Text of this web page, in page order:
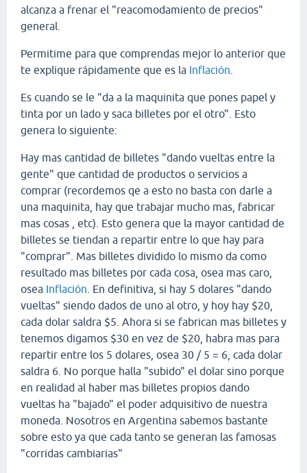
alcanza a frenar el "reacomodamiento de precios"
general.
Permitime para que comprendas mejor lo anterior que
te explique rápidamente que es la Inflación
Es cuando se le "da a la maquinita que pones papel y
tinta por un lado y saca billetes por el otro". Esto
genera lo siguiente:
Hay mas cantidad de billetes "dando vueltas entre la
gente" que cantidad de productos o servicios a
comprar (recordemos qe a esto no basta con darle a
una maquinita, hay que trabajar mucho mas, fabricar
mas cosas , etc). Esto genera que la mayor cantidad de
billetes se tiendan a repartir entre lo que hay para
"comprar". Mas billetes dividido lo mismo da como
resultado mas billetes por cada cosa, osea mas caro,
osea Inflación . En definitiva, si hay 5 dolares "dando
vueltas" siendo dados de uno al otro, y hoy hay $20,
cada dolar saldra $5. Ahora si se fabrican mas billetes y
tenemos digamos $30 en vez de $20, habra mas para
repartir entre los 5 dolares, osea 30 / 5 = 6, cada dolar
saldra 6. No porque halla "subido" el dolar sino porque
en realidad al haber mas billetes propios dando
vueltas ha "bajado" el poder adquisitivo de nuestra
moneda. Nosotros en Argentina sabemos bastante
sobre esto ya que cada tanto se generan las famosas
"corridas cambiarias"